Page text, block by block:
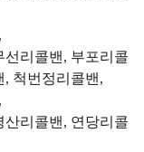
선리콜밴, 부포리콜
, 척번정리콜밴,
산리콜밴, 연당리콜